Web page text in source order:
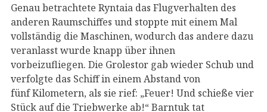
Genau betrachtete Ryntaia das Flugverhalten des
anderen Raumschiffes und stoppte mit einem Mal
vollständig die Maschinen, wodurch das andere dazu
veranlasst wurde knapp über ihnen
vorbeizufliegen. Die Grolestor gab wieder Schub und
verfolgte das Schiff in einem Abstand von
fünf Kilometern, als sie rief: „Feuer! Und schieße vier
Stück auf die Triebwerke ab!“ Barntuk tat